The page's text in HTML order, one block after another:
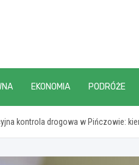
EKONOMIA PODRÓŻE
kontrola drogowa w Pińczowie: